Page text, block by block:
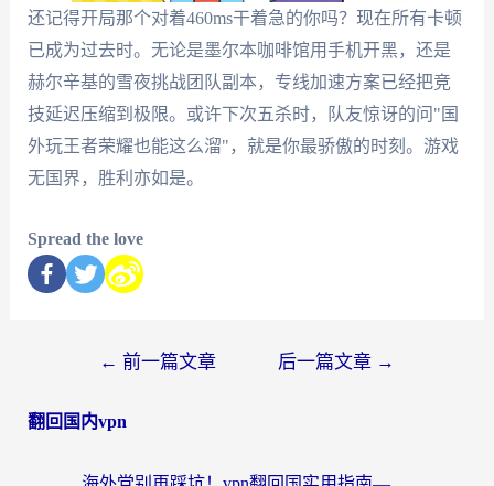
还记得开局那个对着460ms干着急的你吗？现在所有卡顿
已成为过去时。无论是墨尔本咖啡馆用手机开黑，还是
赫尔辛基的雪夜挑战团队副本，专线加速方案已经把竞
技延迟压缩到极限。或许下次五杀时，队友惊讶的问"国
外玩王者荣耀也能这么溜"，就是你最骄傲的时刻。游戏
无国界，胜利亦如是。
Spread the love
← 前一篇文章 后一篇文章 →
翻回国内vpn